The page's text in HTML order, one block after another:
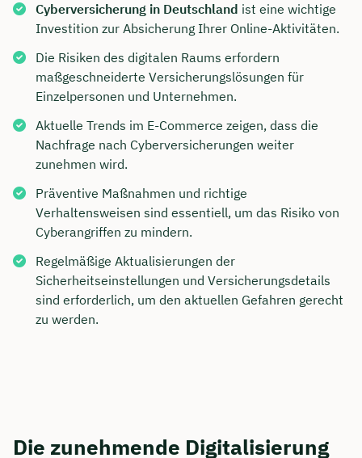
Cyberversicherung in Deutschland ist eine wichtige
Investition zur Absicherung Ihrer Online-Aktivitäten.
Die Risiken des digitalen Raums erfordern
maßgeschneiderte Versicherungslösungen für
Einzelpersonen und Unternehmen.
Aktuelle Trends im E-Commerce zeigen, dass die
Nachfrage nach Cyberversicherungen weiter
zunehmen wird.
Präventive Maßnahmen und richtige
Verhaltensweisen sind essentiell, um das Risiko von
Cyberangriffen zu mindern.
Regelmäßige Aktualisierungen der
Sicherheitseinstellungen und Versicherungsdetails
sind erforderlich, um den aktuellen Gefahren gerecht
zu werden.
Die zunehmende Digitalisierung